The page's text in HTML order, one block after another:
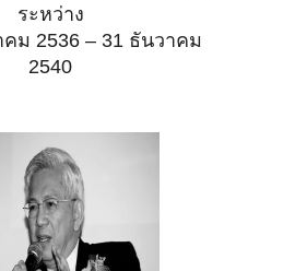
ระหว่าง
ม 2536 – 31 ธันวาคม
2540